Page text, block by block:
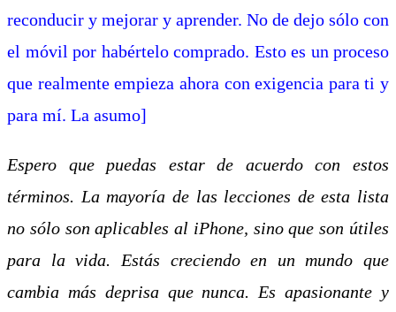
reconducir y mejorar y aprender. No de dejo sólo con
el móvil por habértelo comprado. Esto es un proceso
que realmente empieza ahora con exigencia para ti y
para mí. La asumo]
Espero que puedas estar de acuerdo con estos
términos. La mayoría de las lecciones de esta lista
no sólo son aplicables al iPhone, sino que son útiles
para la vida. Estás creciendo en un mundo que
cambia más deprisa que nunca. Es apasionante y